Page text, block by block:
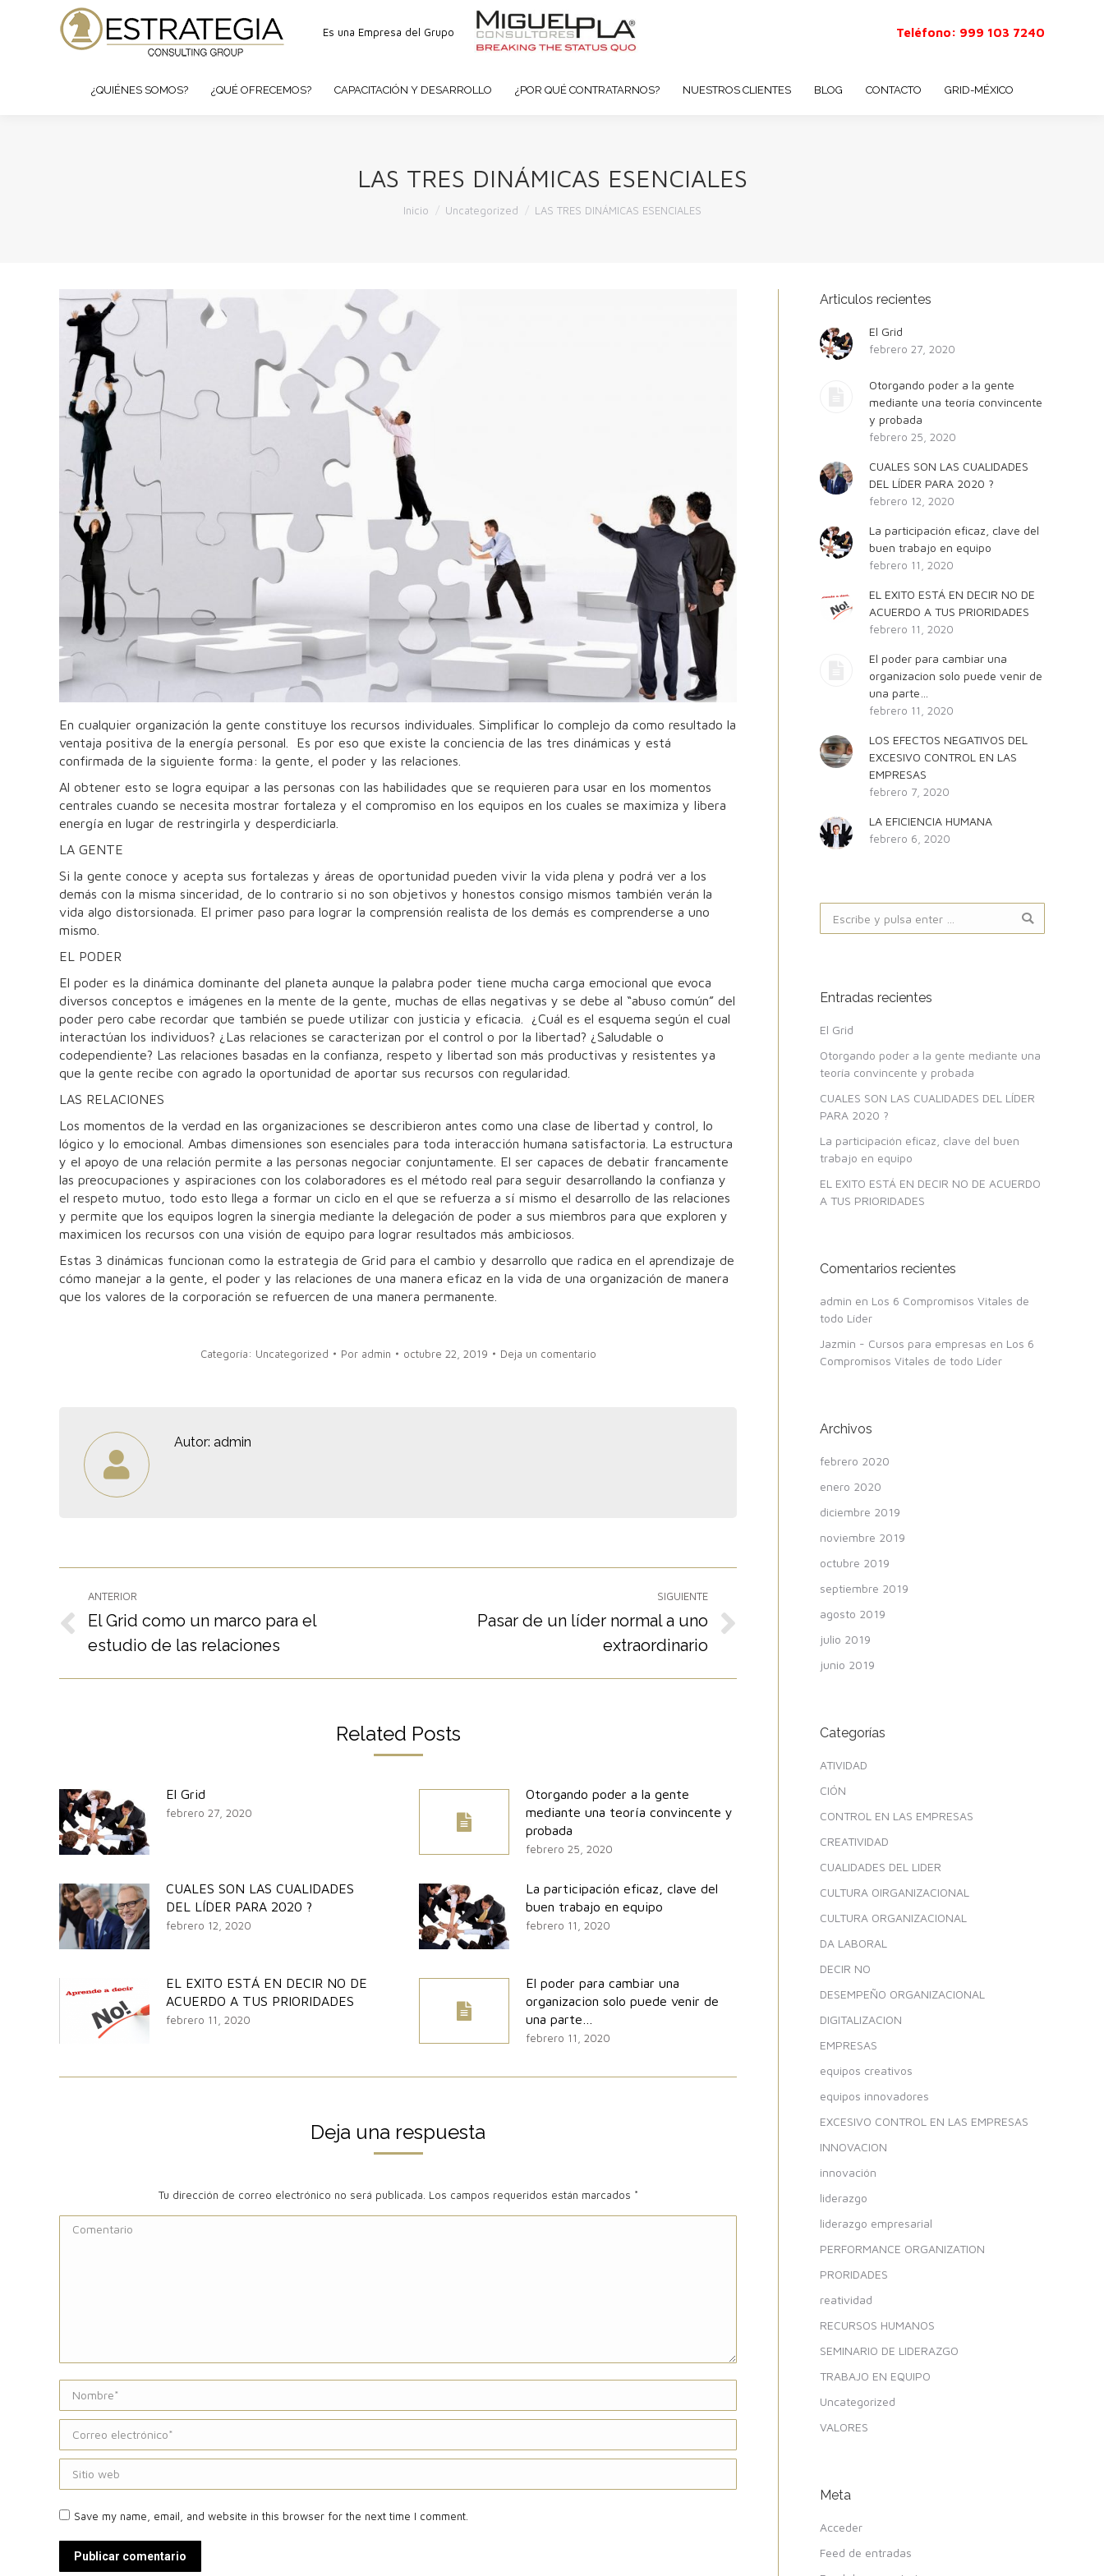
Es una Empresa del Grupo Teléfono: 999 103 7240
¿QUIÉNES SOMOS? ¿QUÉ OFRECEMOS? CAPACITACIÓN Y DESARROLLO ¿POR QUÉ CONTRATARNOS? NUESTROS CLIENTES BLOG CONTACTO GRID-MÉXICO
LAS TRES DINÁMICAS ESENCIALES
Estás aquí:
Inicio Uncategorized LAS TRES DINÁMICAS ESENCIALES
En cualquier organización la gente constituye los recursos individuales. Simplificar lo complejo da como resultado la
ventaja positiva de la energía personal. Es por eso que existe la conciencia de las tres dinámicas y está
confirmada de la siguiente forma: la gente, el poder y las relaciones.
Al obtener esto se logra equipar a las personas con las habilidades que se requieren para usar en los momentos
centrales cuando se necesita mostrar fortaleza y el compromiso en los equipos en los cuales se maximiza y libera
energía en lugar de restringirla y desperdiciarla.
LA GENTE
Si la gente conoce y acepta sus fortalezas y áreas de oportunidad pueden vivir la vida plena y podrá ver a los
demás con la misma sinceridad, de lo contrario si no son objetivos y honestos consigo mismos también verán la
vida algo distorsionada. El primer paso para lograr la comprensión realista de los demás es comprenderse a uno
mismo.
EL PODER
El poder es la dinámica dominante del planeta aunque la palabra poder tiene mucha carga emocional que evoca
diversos conceptos e imágenes en la mente de la gente, muchas de ellas negativas y se debe al “abuso común” del
poder pero cabe recordar que también se puede utilizar con justicia y eficacia. ¿Cuál es el esquema según el cual
interactúan los individuos? ¿Las relaciones se caracterizan por el control o por la libertad? ¿Saludable o
codependiente? Las relaciones basadas en la confianza, respeto y libertad son más productivas y resistentes ya
que la gente recibe con agrado la oportunidad de aportar sus recursos con regularidad.
LAS RELACIONES
Los momentos de la verdad en las organizaciones se describieron antes como una clase de libertad y control, lo
lógico y lo emocional. Ambas dimensiones son esenciales para toda interacción humana satisfactoria. La estructura
y el apoyo de una relación permite a las personas negociar conjuntamente. El ser capaces de debatir francamente
las preocupaciones y aspiraciones con los colaboradores es el método real para seguir desarrollando la confianza y
el respeto mutuo, todo esto llega a formar un ciclo en el que se refuerza a sí mismo el desarrollo de las relaciones
y permite que los equipos logren la sinergia mediante la delegación de poder a sus miembros para que exploren y
maximicen los recursos con una visión de equipo para lograr resultados más ambiciosos.
Estas 3 dinámicas funcionan como la estrategia de Grid para el cambio y desarrollo que radica en el aprendizaje de
cómo manejar a la gente, el poder y las relaciones de una manera eficaz en la vida de una organización de manera
que los valores de la corporación se refuercen de una manera permanente.
Categoría: Uncategorized Por admin octubre 22, 2019 Deja un comentario
Autor: admin
Navegación
entre
publicaciones
ANTERIOR
Publicación
anterior:
El Grid como un marco para el
estudio de las relaciones
SIGUIENTE
Publicación
Pasar de un líder normal a uno
extraordinario
Related Posts
El Grid
febrero 27, 2020
Otorgando poder a la gente
mediante una teoría convincente y
probada
febrero 25, 2020
CUALES SON LAS CUALIDADES
DEL LÍDER PARA 2020 ?
febrero 12, 2020
La participación eficaz, clave del
buen trabajo en equipo
febrero 11, 2020
EL EXITO ESTÁ EN DECIR NO DE
ACUERDO A TUS PRIORIDADES
febrero 11, 2020
El poder para cambiar una
organizacion solo puede venir de
una parte…
febrero 11, 2020
Deja una respuesta
Tu dirección de correo electrónico no será publicada. Los campos requeridos están marcados *
Comentario
Nombre *
Correo electrónico *
Sitio web
Save my name, email, and website in this browser for the next time I comment.
Publicar comentario
Articulos recientes
El Grid
febrero 27, 2020
Otorgando poder a la gente
mediante una teoría convincente
y probada
febrero 25, 2020
CUALES SON LAS CUALIDADES
DEL LÍDER PARA 2020 ?
febrero 12, 2020
La participación eficaz, clave del
buen trabajo en equipo
febrero 11, 2020
EL EXITO ESTÁ EN DECIR NO DE
ACUERDO A TUS PRIORIDADES
febrero 11, 2020
El poder para cambiar una
organizacion solo puede venir de
una parte…
febrero 11, 2020
LOS EFECTOS NEGATIVOS DEL
EXCESIVO CONTROL EN LAS
EMPRESAS
febrero 7, 2020
LA EFICIENCIA HUMANA
febrero 6, 2020
Entradas recientes
El Grid
Otorgando poder a la gente mediante una
teoría convincente y probada
CUALES SON LAS CUALIDADES DEL LÍDER
PARA 2020 ?
La participación eficaz, clave del buen
trabajo en equipo
EL EXITO ESTÁ EN DECIR NO DE ACUERDO
A TUS PRIORIDADES
Comentarios recientes
admin en Los 6 Compromisos Vitales de
todo Líder
Jazmin - Cursos para empresas en Los 6
Compromisos Vitales de todo Líder
Archivos
febrero 2020
enero 2020
diciembre 2019
noviembre 2019
octubre 2019
septiembre 2019
agosto 2019
julio 2019
junio 2019
Categorías
ATIVIDAD
CIÓN
CONTROL EN LAS EMPRESAS
CREATIVIDAD
CUALIDADES DEL LIDER
CULTURA OIRGANIZACIONAL
CULTURA ORGANIZACIONAL
DA LABORAL
DECIR NO
DESEMPEÑO ORGANIZACIONAL
DIGITALIZACION
EMPRESAS
equipos creativos
equipos innovadores
EXCESIVO CONTROL EN LAS EMPRESAS
INNOVACION
innovación
liderazgo
liderazgo empresarial
PERFORMANCE ORGANIZATION
PRORIDADES
reatividad
RECURSOS HUMANOS
SEMINARIO DE LIDERAZGO
TRABAJO EN EQUIPO
Uncategorized
VALORES
Meta
Acceder
Feed de entradas